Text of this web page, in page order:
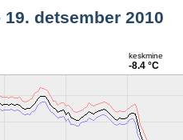
detsember 2010
keskmine
-8.4 °C